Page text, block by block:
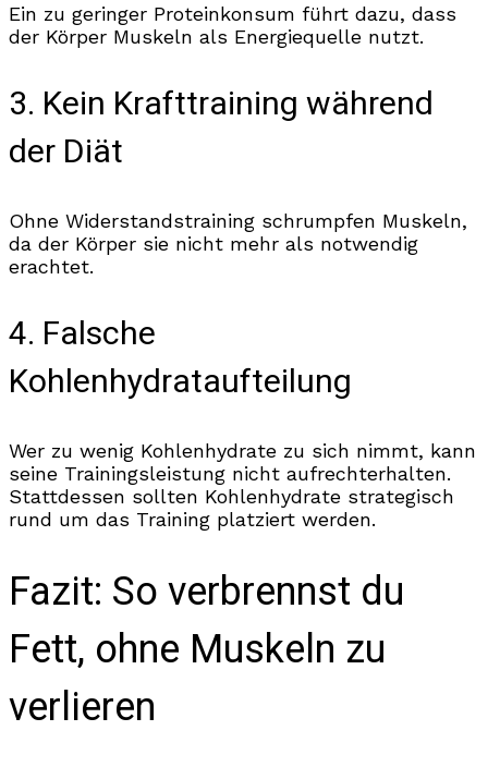
Ein zu geringer Proteinkonsum führt dazu, dass
der Körper Muskeln als Energiequelle nutzt.
3. Kein Krafttraining während
der Diät
Ohne Widerstandstraining schrumpfen Muskeln,
da der Körper sie nicht mehr als notwendig
erachtet.
4. Falsche
Kohlenhydrataufteilung
Wer zu wenig Kohlenhydrate zu sich nimmt, kann
seine Trainingsleistung nicht aufrechterhalten.
Stattdessen sollten Kohlenhydrate strategisch
rund um das Training platziert werden.
Fazit: So verbrennst du
Fett, ohne Muskeln zu
verlieren